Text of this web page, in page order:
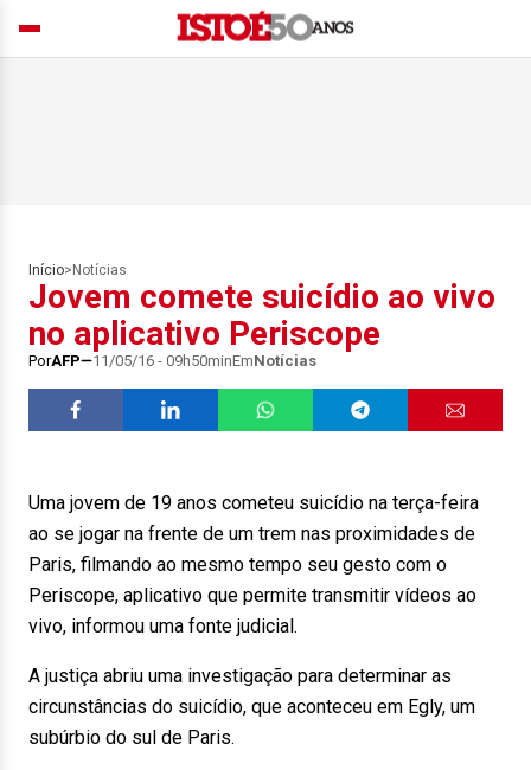
Início> Notícias
Jovem comete suicídio ao vivo
no aplicativo Periscope
PorAFP 11/05/16 - 09h50minEmNotícias
Uma jovem de 19 anos cometeu suicídio na terça-feira
ao se jogar na frente de um trem nas proximidades de
Paris, filmando ao mesmo tempo seu gesto com o
Periscope, aplicativo que permite transmitir vídeos ao
vivo, informou uma fonte judicial.
A justiça abriu uma investigação para determinar as
circunstâncias do suicídio, que aconteceu em Egly, um
subúrbio do sul de Paris.